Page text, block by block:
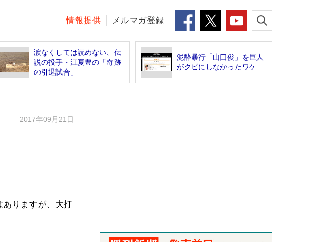
情報提供 メルマガ登録
涙なくしては読めない、伝
説の投手・江夏豊の「奇跡
の引退試合」
泥酔暴行「山口俊」を巨人
がクビにしなかったワケ
2017年09月21日
ありますが、大打